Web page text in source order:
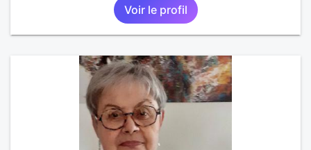
Voir le profil